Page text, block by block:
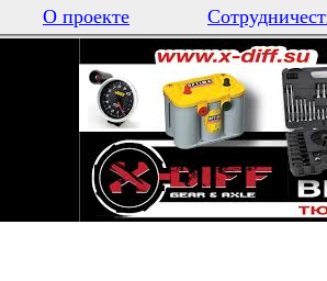
О проекте